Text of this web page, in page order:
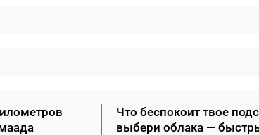
Что беспокоит твое
выбери облака —